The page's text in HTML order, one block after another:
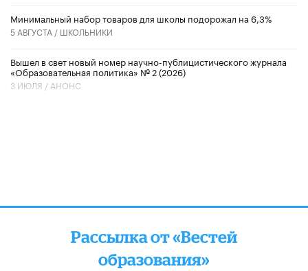
Минимальный набор товаров для школы подорожал на 6,3%
5 АВГУСТА / ШКОЛЬНИКИ
Вышел в свет новый номер научно-публицистического журнала
«Образовательная политика» № 2 (2026)
3 ИЮЛЯ / АНОНС
Рассылка от «Вестей
образования»